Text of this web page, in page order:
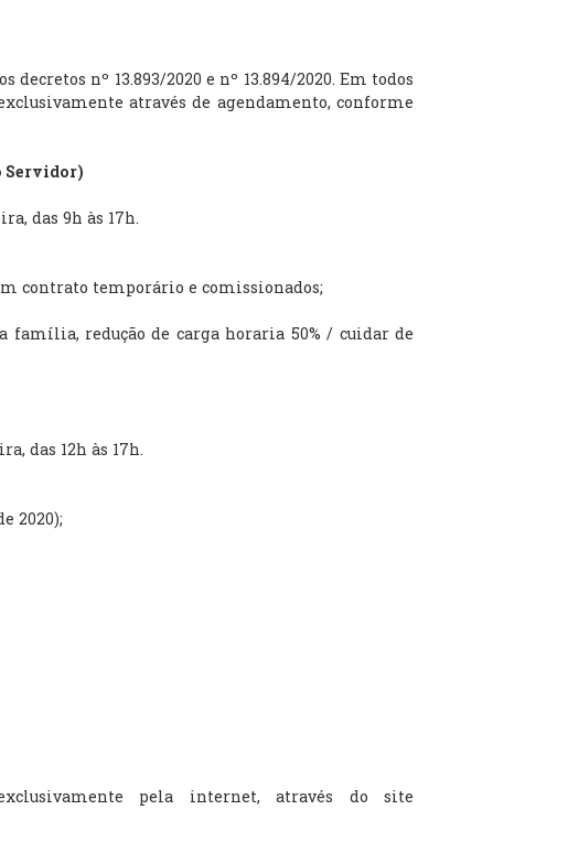
nº 13.893/2020 e nº 13.894/2020. Em todos
através de agendamento, conforme
Servidor)
das 9h às 17h.
contrato temporário e comissionados;
família, redução de carga horaria 50% / cuidar de
das 12h às 17h.
2020);
pela internet, através do site